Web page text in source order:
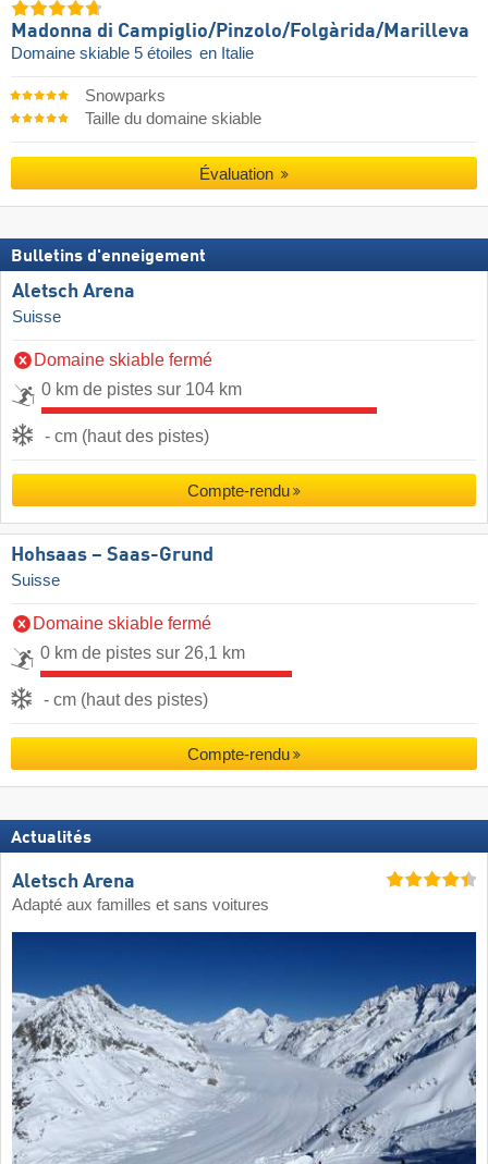
Madonna di Campiglio/​Pinzolo/​Folgàrida/​Marilleva
Domaine skiable 5 étoiles en Italie
Snowparks
Taille du domaine skiable
Évaluation
Bulletins d'enneigement
Aletsch Arena
Suisse
Domaine skiable fermé
0 km de pistes sur 104 km
- cm (haut des pistes)
Compte-rendu
Hohsaas – Saas-Grund
Suisse
Domaine skiable fermé
0 km de pistes sur 26,1 km
- cm (haut des pistes)
Compte-rendu
Actualités
Aletsch Arena
Adapté aux familles et sans voitures